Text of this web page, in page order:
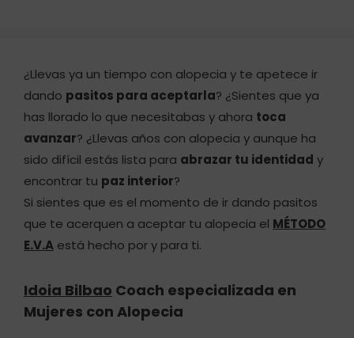
¿Llevas ya un tiempo con alopecia y te apetece ir
dando pasitos para aceptarla? ¿Sientes que ya
has llorado lo que necesitabas y ahora toca
avanzar? ¿Llevas años con alopecia y aunque ha
sido difícil estás lista para abrazar tu identidad y
encontrar tu paz interior?
Si sientes que es el momento de ir dando pasitos
que te acerquen a aceptar tu alopecia el MÉTODO
E.V.A está hecho por y para ti.
Idoia Bilbao Coach especializada en
Mujeres con Alopecia